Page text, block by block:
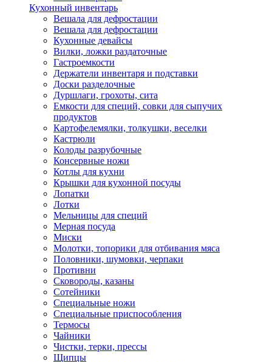
Кухонный инвентарь
Вешала для дефростации
Вешала для дефростации
Кухонные девайсы
Вилки, ложки раздаточные
Гастроемкости
Держатели инвентаря и подставки
Доски разделочные
Дуршлаги, грохоты, сита
Емкости для специй, совки для сыпучих
продуктов
Картофелемялки, толкушки, веселки
Кастрюли
Колоды разрубочные
Консервные ножи
Котлы для кухни
Крышки для кухонной посуды
Лопатки
Лотки
Мельницы для специй
Мерная посуда
Миски
Молотки, топорики для отбивания мяса
Половники, шумовки, черпаки
Противни
Сковороды, казаны
Сотейники
Специальные ножи
Специальные приспособления
Термосы
Чайники
Чистки, терки, прессы
Щипцы